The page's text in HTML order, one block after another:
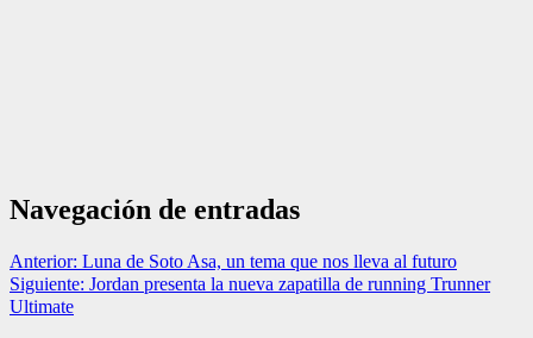
Navegación de entradas
Anterior: Luna de Soto Asa, un tema que nos lleva al futuro
Siguiente: Jordan presenta la nueva zapatilla de running Trunner
Ultimate